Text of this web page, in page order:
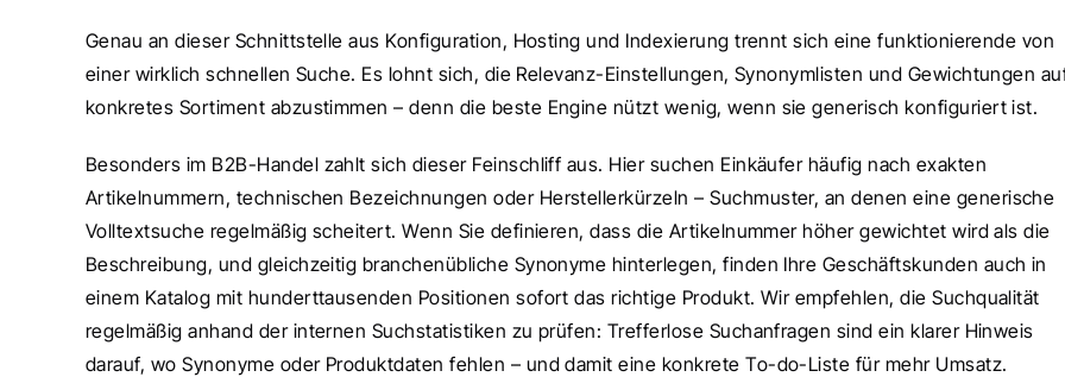
Genau an dieser Schnittstelle aus Konfiguration, Hosting und Indexierung trennt sich eine funktionierende von
einer wirklich schnellen Suche. Es lohnt sich, die Relevanz-Einstellungen, Synonymlisten und Gewichtungen
konkretes Sortiment abzustimmen – denn die beste Engine nützt wenig, wenn sie generisch konfiguriert ist.
Besonders im B2B-Handel zahlt sich dieser Feinschliff aus. Hier suchen Einkäufer häufig nach exakten
Artikelnummern, technischen Bezeichnungen oder Herstellerkürzeln – Suchmuster, an denen eine generische
Volltextsuche regelmäßig scheitert. Wenn Sie definieren, dass die Artikelnummer höher gewichtet wird als die
Beschreibung, und gleichzeitig branchenübliche Synonyme hinterlegen, finden Ihre Geschäftskunden auch in
einem Katalog mit hunderttausenden Positionen sofort das richtige Produkt. Wir empfehlen, die Suchqualität
regelmäßig anhand der internen Suchstatistiken zu prüfen: Treffer­lose Suchanfragen sind ein klarer Hinweis
darauf, wo Synonyme oder Produktdaten fehlen – und damit eine konkrete To-do-Liste für mehr Umsatz.